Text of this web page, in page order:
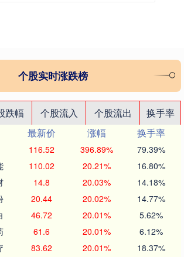
个股实时涨跌榜
跌幅 个股流入 个股流出
换手率
最新价 涨幅
换手率
116.52 396.89% 79.39%
110.02 20.21% 16.80%
14.8 20.03% 14.18%
20.44 20.02% 14.77%
46.72 20.01% 5.62%
61.6 20.01% 6.12%
83.62 20.01% 18.37%